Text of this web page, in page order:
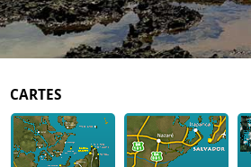
CARTES